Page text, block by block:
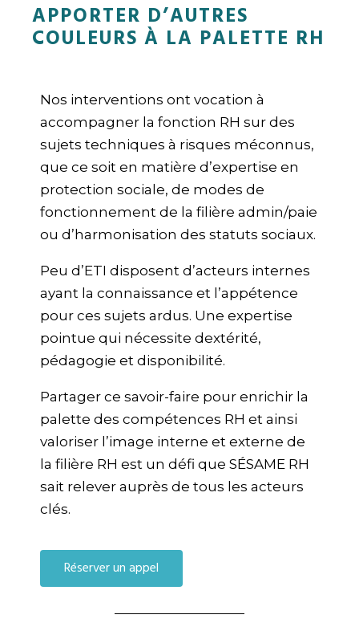
APPORTER D’AUTRES
COULEURS À LA PALETTE RH
Nos interventions ont vocation à
accompagner la fonction RH sur des
sujets techniques à risques méconnus,
que ce soit en matière d’expertise en
protection sociale, de modes de
fonctionnement de la filière admin/paie
ou d’harmonisation des statuts sociaux.
Peu d’ETI disposent d’acteurs internes
ayant la connaissance et l’appétence
pour ces sujets ardus. Une expertise
pointue qui nécessite dextérité,
pédagogie et disponibilité.
Partager ce savoir-faire pour enrichir la
palette des compétences RH et ainsi
valoriser l’image interne et externe de
la filière RH est un défi que SÉSAME RH
sait relever auprès de tous les acteurs
clés.
Réserver un appel